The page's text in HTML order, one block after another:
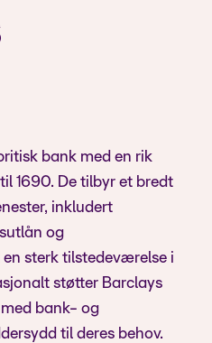
bank med en rik
1690. De tilbyr et bredt
inkludert
og
sterk tilstedeværelse i
støtter Barclays
bank- og
til deres behov.